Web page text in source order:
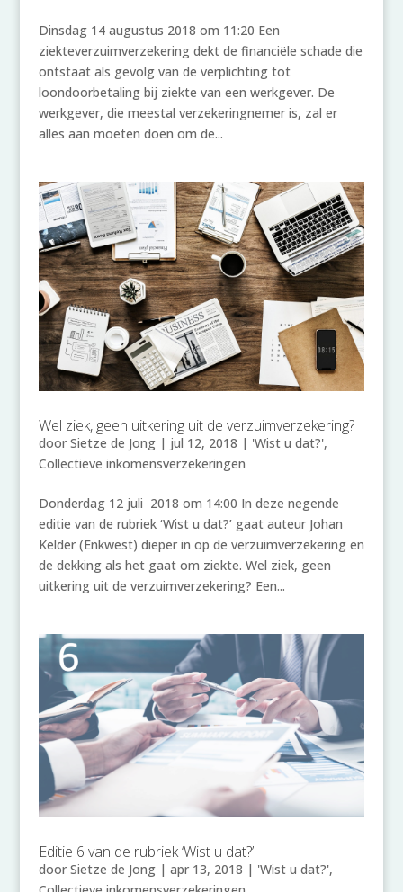
Dinsdag 14 augustus 2018 om 11:20 Een
ziekteverzuimverzekering dekt de financiële schade die
ontstaat als gevolg van de verplichting tot
loondoorbetaling bij ziekte van een werkgever. De
werkgever, die meestal verzekeringnemer is, zal er
alles aan moeten doen om de...
Wel ziek, geen uitkering uit de verzuimverzekering?
door Sietze de Jong| jul 12, 2018 | 'Wist u dat?',
Collectieve inkomensverzekeringen
Donderdag 12 juli 2018 om 14:00 In deze negende
editie van de rubriek ‘Wist u dat?’ gaat auteur Johan
Kelder (Enkwest) dieper in op de verzuimverzekering en
de dekking als het gaat om ziekte. Wel ziek, geen
uitkering uit de verzuimverzekering? Een...
Editie 6 van de rubriek ‘Wist u dat?’
door Sietze de Jong| apr 13, 2018 | 'Wist u dat?',